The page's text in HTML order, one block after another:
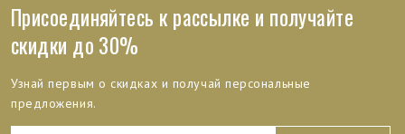
Присоединяйтесь к рассылке и получайте
скидки до 30%
Узнай первым о скидках и получай персональные
предложения.